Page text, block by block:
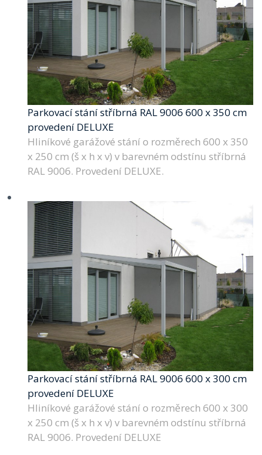
Parkovací stání stříbrná RAL 9006 600 x 350 cm
provedení DELUXE
Hliníkové garážové stání o rozměrech 600 x 350
x 250 cm (š x h x v) v barevném odstínu stříbrná
RAL 9006. Provedení DELUXE.
Parkovací stání stříbrná RAL 9006 600 x 300 cm
provedení DELUXE
Hliníkové garážové stání o rozměrech 600 x 300
x 250 cm (š x h x v) v barevném odstínu stříbrná
RAL 9006. Provedení DELUXE